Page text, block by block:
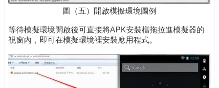
圖（五）開啟模擬環境圖例
等待模擬環境開啟後可直接將APK安裝檔拖拉進模擬器的
視窗內，即可在模擬環境裡安裝應用程式。